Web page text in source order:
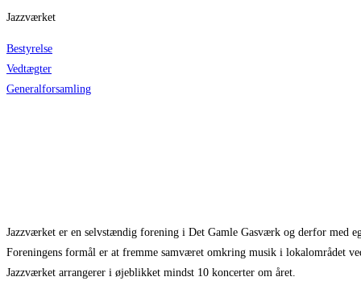
Jazzværket
Bestyrelse
Vedtægter
Generalforsamling
Jazzværket er en selvstændig forening i Det Gamle Gasværk og derfor med
Foreningens formål er at fremme samværet omkring musik i lokalområdet
Jazzværket arrangerer i øjeblikket mindst 10 koncerter om året.